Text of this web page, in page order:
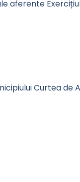
aferente
Curtea de